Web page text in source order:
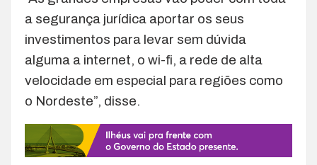
a segurança jurídica aportar os seus
investimentos para levar sem dúvida
alguma a internet, o wi-fi, a rede de alta
velocidade em especial para regiões como
o Nordeste”, disse.